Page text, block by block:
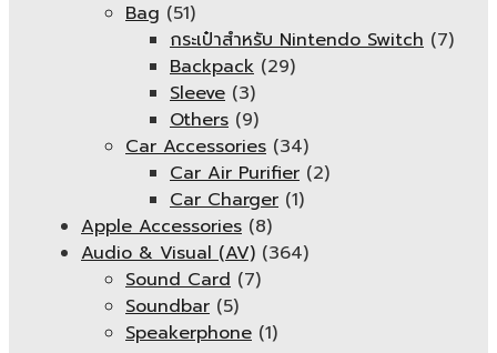
Bag (51)
กระเป๋าสำหรับ Nintendo Switch (7)
Backpack (29)
Sleeve (3)
Others (9)
Car Accessories (34)
Car Air Purifier (2)
Car Charger (1)
Apple Accessories (8)
Audio & Visual (AV) (364)
Sound Card (7)
Soundbar (5)
Speakerphone (1)